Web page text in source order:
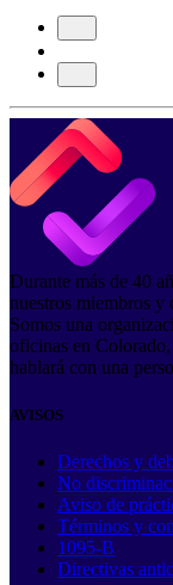
Durante más de 40
nuestros miembros
Somos una
oficinas en
hablará con una
AVISOS
Derechos y
No
Aviso de
Términos y
1095-B
Directivas